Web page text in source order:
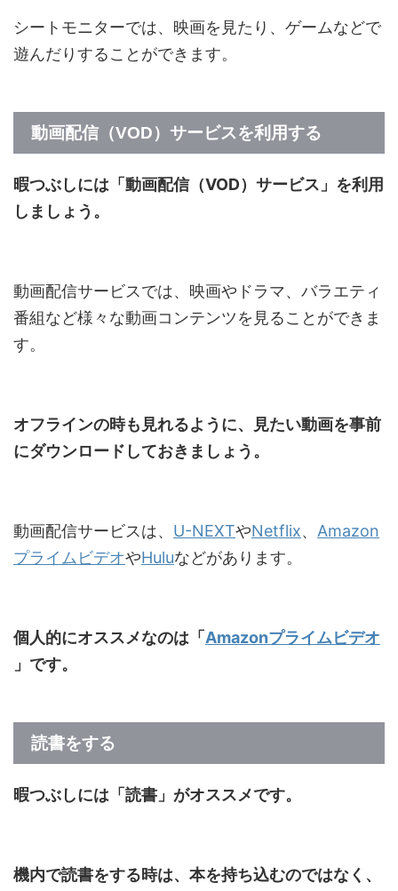
シートモニターでは、映画を見たり、ゲームなどで
遊んだりすることができます。
動画配信（VOD）サービスを利用する
暇つぶしには「動画配信（VOD）サービス」を利用
しましょう。
動画配信サービスでは、映画やドラマ、バラエティ
番組など様々な動画コンテンツを見ることができま
す。
オフラインの時も見れるように、見たい動画を事前
にダウンロードしておきましょう。
動画配信サービスは、 U-NEXTやNetflix、 Amazon
プライムビデオやHuluなどがあります。
個人的にオススメなのは「 Amazonプライムビデオ
」です。
読書をする
暇つぶしには「読書」がオススメです。
機内で読書をする時は、本を持ち込むのではなく、